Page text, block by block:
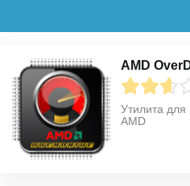
AMD
Утилита для
AMD